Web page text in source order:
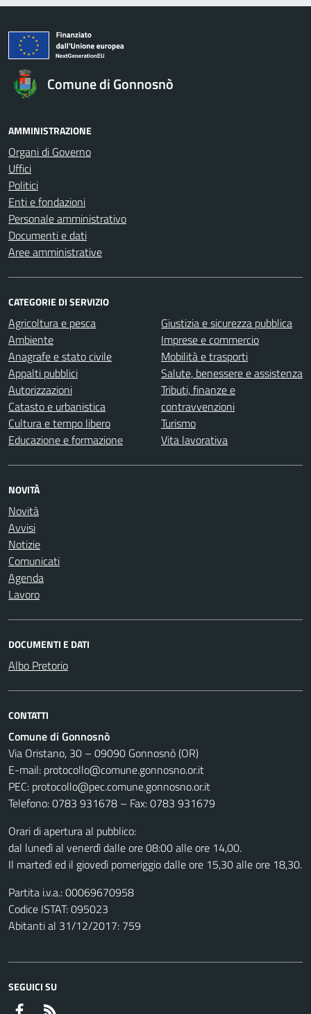
Comune di Gonnosnò
AMMINISTRAZIONE
Organi di Governo
Uffici
Politici
Enti e fondazioni
Personale amministrativo
Documenti e dati
Aree amministrative
CATEGORIE DI SERVIZIO
Agricoltura e pesca
Ambiente
Anagrafe e stato civile
Appalti pubblici
Autorizzazioni
Catasto e urbanistica
Cultura e tempo libero
Educazione e formazione
Giustizia e sicurezza pubblica
Imprese e commercio
Mobilità e trasporti
Salute, benessere e assistenza
Tributi, finanze e
contravvenzioni
Turismo
Vita lavorativa
NOVITÀ
Novità
Avvisi
Notizie
Comunicati
Agenda
Lavoro
DOCUMENTI E DATI
Albo Pretorio
CONTATTI
Comune di Gonnosnò
Via Oristano, 30 – 09090 Gonnosnò (OR)
E-mail: protocollo@comune.gonnosno.or.it
PEC: protocollo@pec.comune.gonnosno.or.it
Telefono: 0783 931678 – Fax: 0783 931679
Orari di apertura al pubblico:
dal lunedì al venerdì dalle ore 08:00 alle ore 14,00.
Il martedì ed il giovedì pomeriggio dalle ore 15,30 alle ore 18,30.
Partita i.v.a.: 00069670958
Codice ISTAT: 095023
Abitanti al 31/12/2017: 759
SEGUICI SU
Facebook